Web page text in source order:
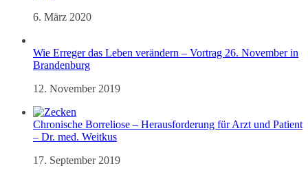
6. März 2020
Wie Erreger das Leben verändern – Vortrag 26. November in
Brandenburg
12. November 2019
Chronische Borreliose – Herausforderung für Arzt und Patient
– Dr. med. Weitkus
17. September 2019